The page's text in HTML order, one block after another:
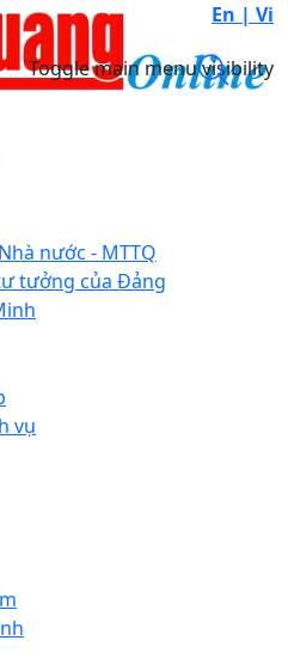
En | Vi
Toggle main menu visibility
nước - MTTQ
tưởng của Đảng
vụ